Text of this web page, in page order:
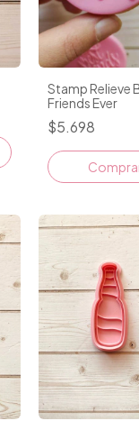
Stamp Relieve
Friends Ever
$5.698